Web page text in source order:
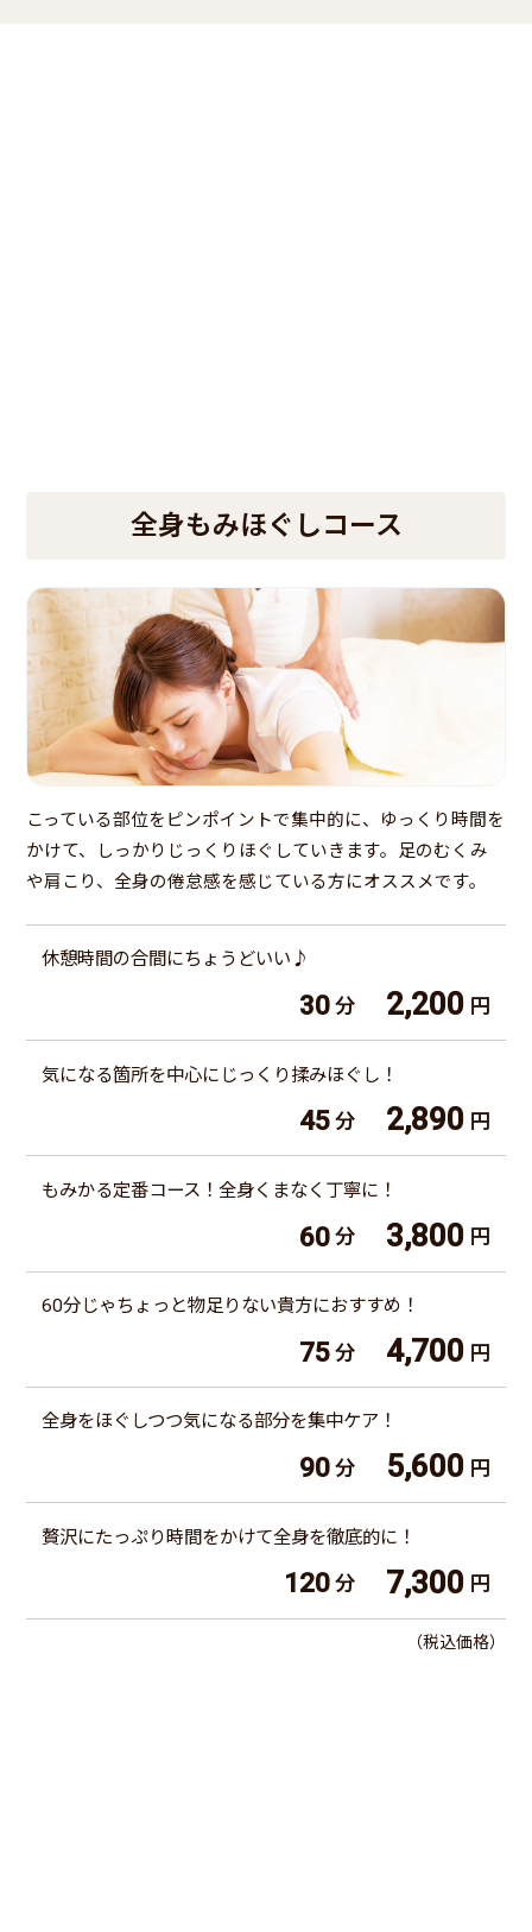
全身もみほぐしコース
こっている部位をピンポイントで集中的に、ゆっくり時間を
かけて、しっかりじっくりほぐしていきます。足のむくみ
や肩こり、全身の倦怠感を感じている方にオススメです。
休憩時間の合間にちょうどいい♪
30 分 2,200 円
気になる箇所を中心にじっくり揉みほぐし！
45 分 2,890 円
もみかる定番コース！全身くまなく丁寧に！
60 分 3,800 円
60分じゃちょっと物足りない貴方におすすめ！
75 分 4,700 円
全身をほぐしつつ気になる部分を集中ケア！
90 分 5,600 円
贅沢にたっぷり時間をかけて全身を徹底的に！
120 分 7,300 円
（税込価格）